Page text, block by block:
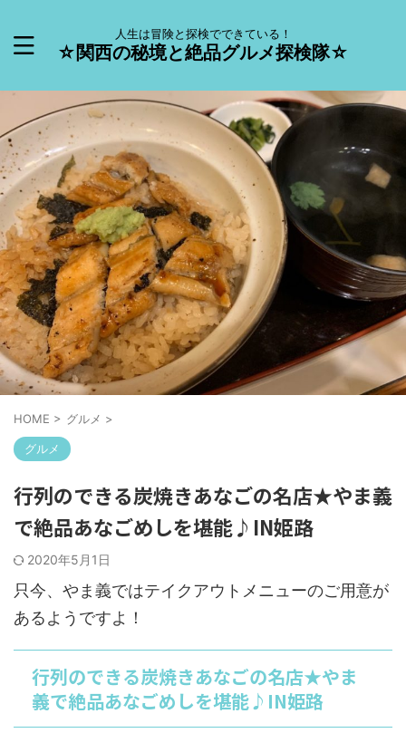
人生は冒険と探検でできている！
☆関西の秘境と絶品グルメ探検隊☆
HOME > グルメ >
グルメ
行列のできる炭焼きあなごの名店★やま義
で絶品あなごめしを堪能♪IN姫路
2020年5月1日
只今、やま義ではテイクアウトメニューのご用意が
あるようですよ！
行列のできる炭焼きあなごの名店★やま
義で絶品あなごめしを堪能♪IN姫路